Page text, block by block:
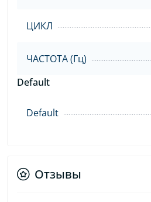
ЦИКЛ
ЧАСТОТА (Гц)
Default
Default
Отзывы